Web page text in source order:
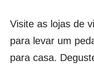
Visite as lojas de
para levar um
para casa.